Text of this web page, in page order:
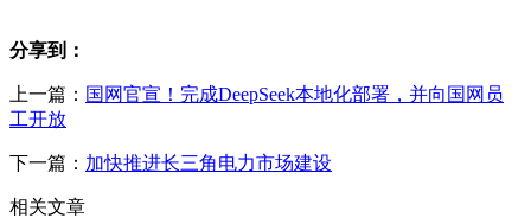
分享到：
上一篇： 国网官宣！完成DeepSeek本地化部署，并向国网员
工开放
下一篇： 加快推进长三角电力市场建设
相关文章